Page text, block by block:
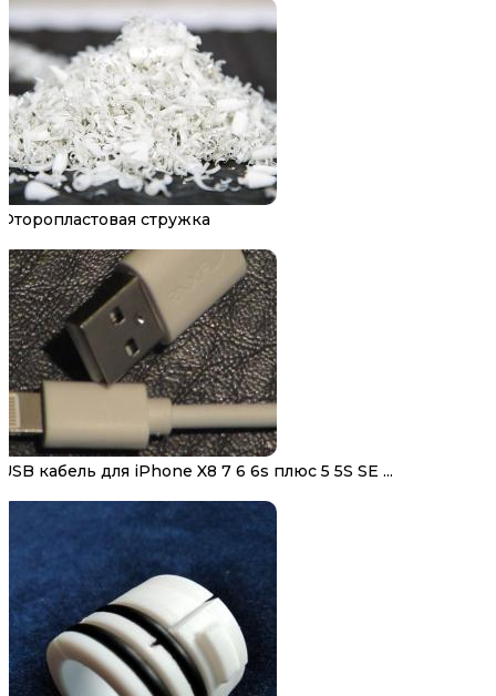
Фторопластовая стружка
USB кабель для iPhone X8 7 6 6s плюс 5 5S SE ...